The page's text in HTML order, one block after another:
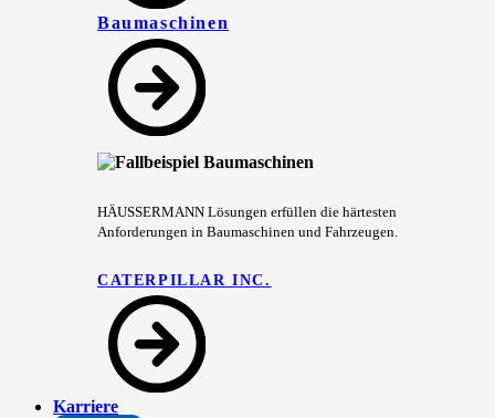
Baumaschinen
HÄUSSERMANN Lösungen erfüllen die härtesten
Anforderungen in Baumaschinen und Fahrzeugen.
CATERPILLAR INC.
Karriere